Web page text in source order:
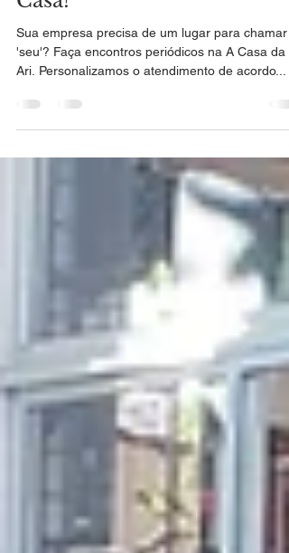
PROMOÇÃO CORP na
Casa!
Sua empresa precisa de um lugar para chamar
Ari. Personalizamos o atendimento de acordo...